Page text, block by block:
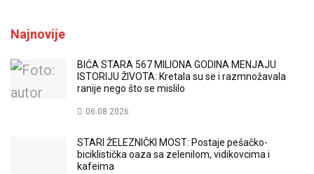
Najnovije
BIĆA STARA 567 MILIONA GODINA MENJAJU
ISTORIJU ŽIVOTA: Kretala su se i razmnožavala
ranije nego što se mislilo
06.08.2026
STARI ŽELEZNIČKI MOST: Postaje pešačko-
biciklistička oaza sa zelenilom, vidikovcima i
kafeima